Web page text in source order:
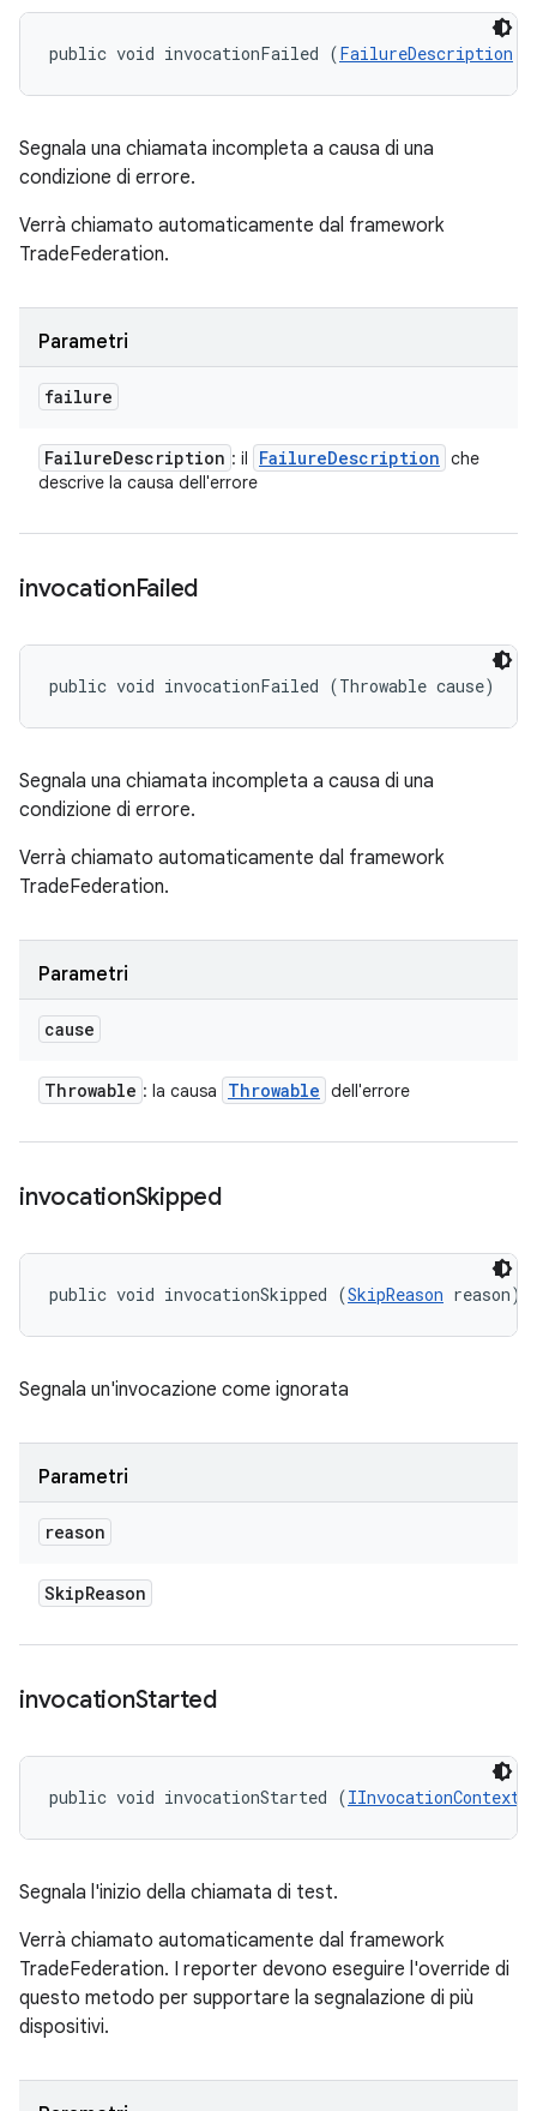
public void invocationFailed (FailureDescription
Segnala una chiamata incompleta a causa di una
condizione di errore.
Verrà chiamato automaticamente dal framework
TradeFederation.
Parametri
failure
FailureDescription : il FailureDescription che
descrive la causa dell'errore
invocationFailed
public void invocationFailed (Throwable cause)
Segnala una chiamata incompleta a causa di una
condizione di errore.
Verrà chiamato automaticamente dal framework
TradeFederation.
Parametri
cause
Throwable : la causa Throwable dell'errore
invocationSkipped
public void invocationSkipped (SkipReason reason)
Segnala un'invocazione come ignorata
Parametri
reason
SkipReason
invocationStarted
public void invocationStarted (IInvocationContext
Segnala l'inizio della chiamata di test.
Verrà chiamato automaticamente dal framework
TradeFederation. I reporter devono eseguire l'override di
questo metodo per supportare la segnalazione di più
dispositivi.